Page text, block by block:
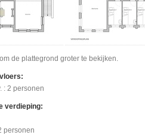
de plattegrond groter te bekijken.
: 2 personen
verdieping:
personen